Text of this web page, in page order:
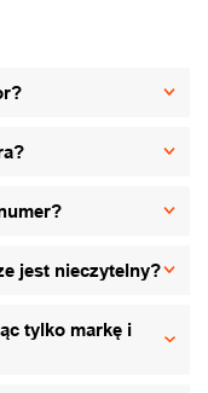
jest nieczytelny?
tylko markę i